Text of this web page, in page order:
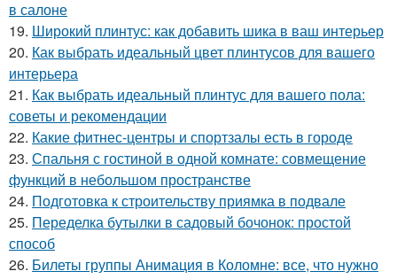
в салоне
19. Широкий плинтус: как добавить шика в ваш интерьер
20. Как выбрать идеальный цвет плинтусов для вашего
интерьера
21. Как выбрать идеальный плинтус для вашего пола:
советы и рекомендации
22. Какие фитнес-центры и спортзалы есть в городе
23. Спальня с гостиной в одной комнате: совмещение
функций в небольшом пространстве
24. Подготовка к строительству приямка в подвале
25. Переделка бутылки в садовый бочонок: простой
способ
26. Билеты группы Анимация в Коломне: все, что нужно